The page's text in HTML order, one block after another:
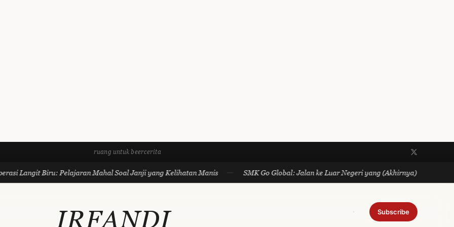
ruang untuk beercerita
Langit Biru: Pelajaran Mahal Soal Janji yang Kelihatan Manis SMK Go Global: Jalan ke Luar Negeri yang (Akhirnya) Gratis dan
IRFANDI Subscribe